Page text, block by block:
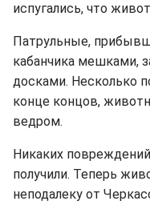
испугались, что
Патрульные,
кабанчика мешками,
досками. Несколько
конце концов,
ведром.
Никаких
получили. Теперь
неподалеку от